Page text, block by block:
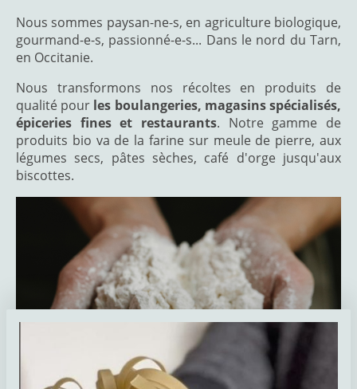
Nous sommes paysan-ne-s, en agriculture biologique,
gourmand-e-s, passionné-e-s... Dans le nord du Tarn,
en Occitanie.
Nous transformons nos récoltes en produits de
qualité pour les boulangeries, magasins spécialisés,
épiceries fines et restaurants. Notre gamme de
produits bio va de la farine sur meule de pierre, aux
légumes secs, pâtes sèches, café d'orge jusqu'aux
biscottes.